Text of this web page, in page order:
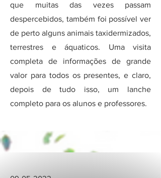
que muitas das vezes passam
despercebidos, também foi possível ver
de perto alguns animais taxidermizados,
terrestres e áquaticos. Uma visita
completa de informações de grande
valor para todos os presentes, e claro,
depois de tudo isso, um lanche
completo para os alunos e professores.